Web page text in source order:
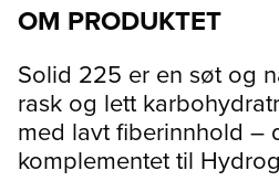
OM PRODUKTET
Solid 225 er en søt og
rask og lett
med lavt fiberinnhold –
komplementet til